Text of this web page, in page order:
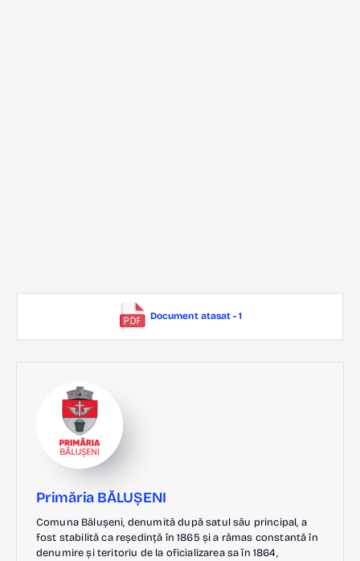
Document atasat - 1
Primăria BĂLUȘENI
Comuna Bălușeni, denumită după satul său principal, a
fost stabilită ca reședință în 1865 și a rămas constantă în
denumire și teritoriu de la oficializarea sa în 1864,